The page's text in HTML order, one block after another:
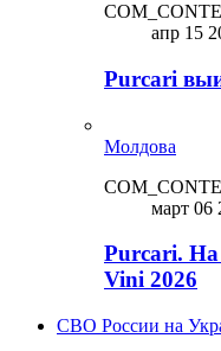
апр 15
Purcari
Молдова
март 06
Purcari. На
Vini 2026
СВО России на